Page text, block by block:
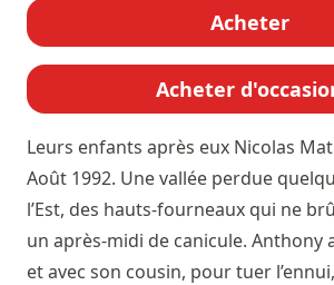
Acheter
Acheter
Leurs enfants après eux Nicolas
Août 1992. Une vallée perdue
l’Est, des hauts-fourneaux qui ne
un après-midi de canicule. Anthony
et avec son cousin, pour tuer